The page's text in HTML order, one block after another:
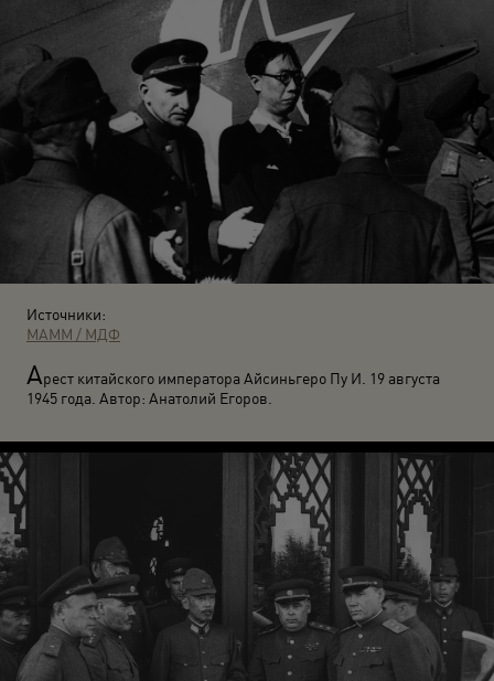
Источники:
МАММ / МДФ
Арест китайского императора Айсиньгеро Пу И. 19 августа
1945 года. Автор: Анатолий Егоров.